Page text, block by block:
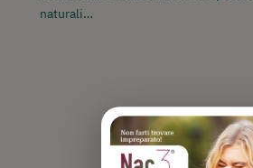
naturali…